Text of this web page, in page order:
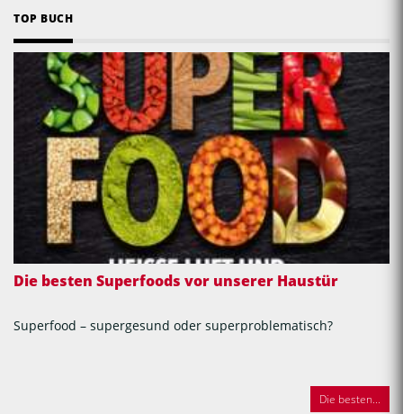
TOP BUCH
Die besten Superfoods vor unserer Haustür
Superfood – supergesund oder superproblematisch?
Die besten...